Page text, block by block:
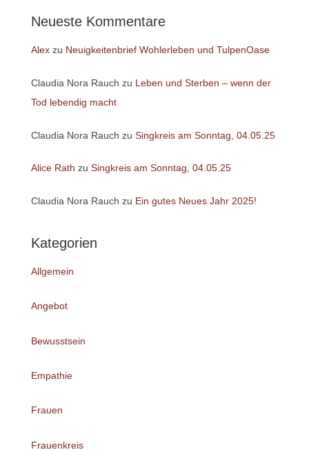
Neueste Kommentare
Alexzu Neuigkeitenbrief Wohlerleben und TulpenOase
Claudia Nora Rauch zu Leben und Sterben – wenn der
Tod lebendig macht
Claudia Nora Rauch zu Singkreis am Sonntag, 04.05.25
Alice Rath zu Singkreis am Sonntag, 04.05.25
Claudia Nora Rauch zu Ein gutes Neues Jahr 2025!
Kategorien
Allgemein
Angebot
Bewusstsein
Empathie
Frauen
Frauenkreis